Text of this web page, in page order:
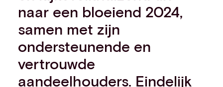
naar een bloeiend 2024,
samen met zijn
ondersteunende en
vertrouwde
aandeelhouders. Eindelijk